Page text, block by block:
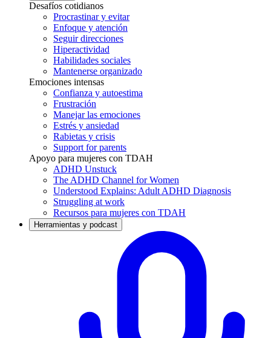
Desafíos cotidianos
Procrastinar y evitar
Enfoque y atención
Seguir direcciones
Hiperactividad
Habilidades sociales
Mantenerse organizado
Emociones intensas
Confianza y autoestima
Frustración
Manejar las emociones
Estrés y ansiedad
Rabietas y crisis
Support for parents
Apoyo para mujeres con TDAH
ADHD Unstuck
The ADHD Channel for Women
Understood Explains: Adult ADHD Diagnosis
Struggling at work
Recursos para mujeres con TDAH
Herramientas y podcast